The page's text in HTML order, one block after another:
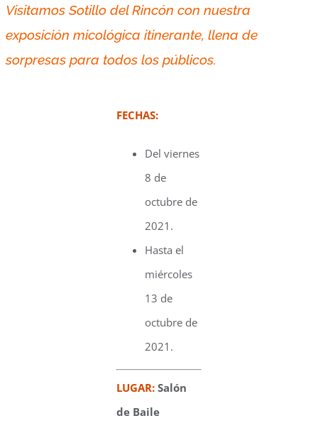
Visitamos Sotillo del Rincón con nuestra
exposición micológica itinerante, llena de
sorpresas para todos los públicos.
FECHAS:
Del viernes
8 de
octubre de
2021.
Hasta el
miércoles
13 de
octubre de
2021.
LUGAR: Salón
de Baile